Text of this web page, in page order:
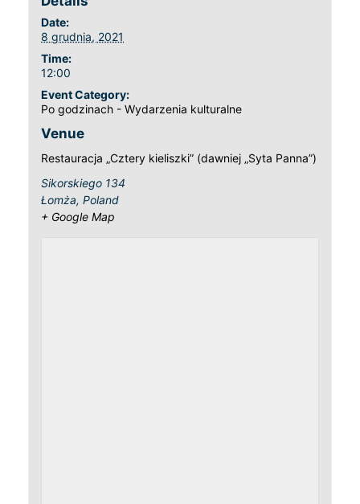
Date:
8 grudnia, 2021
Time:
12:00
Event Category:
Po godzinach - Wydarzenia kulturalne
Venue
Restauracja „Cztery kieliszki” (dawniej „Syta Panna”)
Sikorskiego 134
Łomża, Poland
+ Google Map